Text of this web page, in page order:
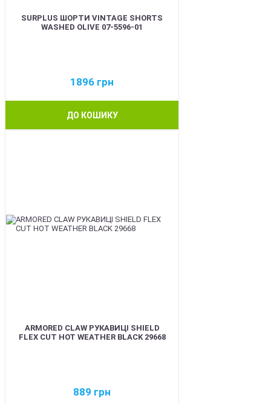
SURPLUS ШОРТИ VINTAGE SHORTS
WASHED OLIVE 07-5596-01
1896 грн
ДО КОШИКУ
ARMORED CLAW РУКАВИЦІ SHIELD
FLEX CUT HOT WEATHER BLACK 29668
889 грн